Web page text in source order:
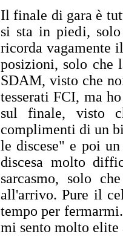
Il finale di gara è
si sta in piedi,
ricorda vagamente
posizioni, solo che
SDAM, visto che
tesserati FCI, ma
sul finale, visto
complimenti di un
le discese" e poi
discesa molto
sarcasmo, solo
all'arrivo. Pure il
tempo per
mi sento molto elite